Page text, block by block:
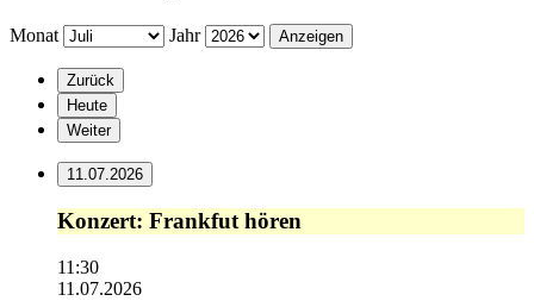
Monat Jahr
Zurück
Heute
Weiter
11.07.2026
Konzert:
Frankfut
hören
Konzert: Frankfut hören
11:30
11.07.2026